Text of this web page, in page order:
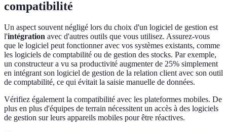
compatibilité
Un aspect souvent négligé lors du choix d'un logiciel de gestion est
l'intégration avec d'autres outils que vous utilisez. Assurez-vous
que le logiciel peut fonctionner avec vos systèmes existants, comme
les logiciels de comptabilité ou de gestion des stocks. Par exemple,
un constructeur a vu sa productivité augmenter de 25% simplement
en intégrant son logiciel de gestion de la relation client avec son outil
de comptabilité, ce qui évitait la saisie manuelle de données.
Vérifiez également la compatibilité avec les plateformes mobiles. De
plus en plus d'équipes de terrain nécessitent un accès à des logiciels
de gestion sur leurs appareils mobiles pour être réactives.